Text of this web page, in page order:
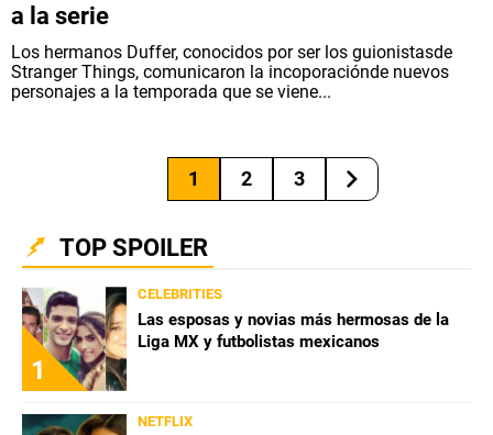
a la serie
Los hermanos Duffer, conocidos por ser los guionistasde
Stranger Things, comunicaron la incoporaciónde nuevos
personajes a la temporada que se viene...
1 2 3
TOP SPOILER
1
CELEBRITIES
Las esposas y novias más hermosas de la
Liga MX y futbolistas mexicanos
NETFLIX